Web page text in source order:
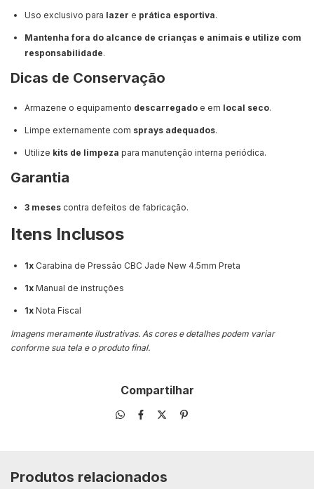
Uso exclusivo para lazer e prática esportiva.
Mantenha fora do alcance de crianças e animais e utilize com
responsabilidade.
Dicas de Conservação
Armazene o equipamento descarregado e em local seco.
Limpe externamente com sprays adequados.
Utilize kits de limpeza para manutenção interna periódica.
Garantia
3 meses contra defeitos de fabricação.
Itens Inclusos
1x Carabina de Pressão CBC Jade New 4.5mm Preta
1x Manual de instruções
1x Nota Fiscal
Imagens meramente ilustrativas. As cores e detalhes podem variar
conforme sua tela e o produto final.
Compartilhar
Produtos relacionados